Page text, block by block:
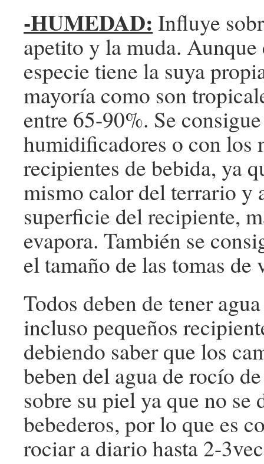
-HUMEDAD: Influye
apetito y la muda. Aunque
especie tiene la suya
mayoría como son
entre 65-90%. Se
humidificadores o con los
recipientes de bebida, ya
mismo calor del terrario y
superficie del recipiente,
evapora. También se
el tamaño de las tomas de
Todos deben de tener
incluso pequeños
debiendo saber que los
beben del agua de rocío
sobre su piel ya que no se
bebederos, por lo que es
rociar a diario hasta 2-